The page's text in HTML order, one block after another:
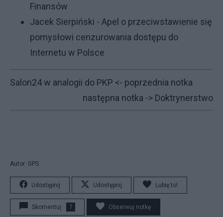
Finansów
Jacek Sierpiński - Apel o przeciwstawienie się
pomysłowi cenzurowania dostępu do
Internetu w Polsce
Salon24 w analogii do PKP <- poprzednia notka
następna notka -> Doktrynerstwo
Autor: GPS
Udostępnij Udostępnij Lubię to!
Skomentuj 7 Obserwuj notkę